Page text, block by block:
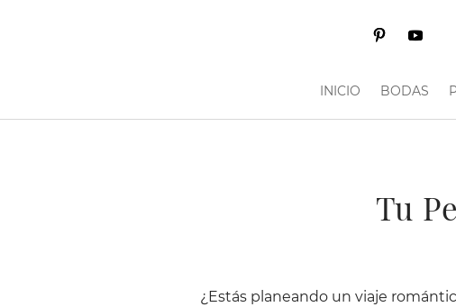
INICIO BODAS
Tu
¿Estás planeando un viaje